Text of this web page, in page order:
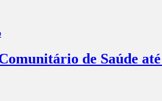
de Saúde até